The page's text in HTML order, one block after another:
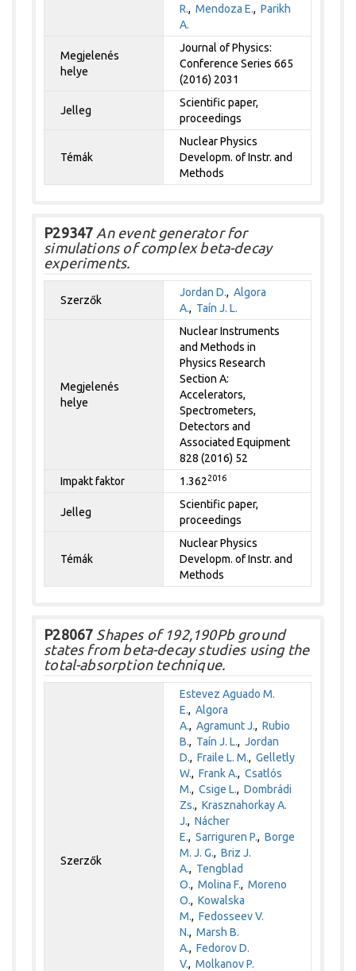
R.,Mendoza E.,Parikh
A.
Megjelenés
helye
Journal of Physics:
Conference Series 665
(2016) 2031
Jelleg
Scientific paper,
proceedings
Témák
Nuclear Physics
Developm. of Instr. and
Methods
P29347 An event generator for
simulations of complex beta-decay
experiments.
Szerzők
Jordan D.,Algora
A., Taín J. L.
Megjelenés
helye
Nuclear Instruments
and Methods in
Physics Research
Section A:
Accelerators,
Spectrometers,
Detectors and
Associated Equipment
828 (2016) 52
Impakt faktor
1.3622016
Jelleg
Scientific paper,
proceedings
Témák
Nuclear Physics
Developm. of Instr. and
Methods
P28067 Shapes of 192,190Pb ground
states from beta-decay studies using the
total-absorption technique.
Szerzők
Estevez Aguado M.
E.,Algora
A.,Agramunt J.,Rubio
B., Taín J. L.,Jordan
D.,Fraile L. M.,Gelletly
W.,Frank A.,Csatlós
M.,Csige L.,Dombrádi
Zs.,Krasznahorkay A.
J.,Nácher
E.,Sarriguren P.,Borge
M. J. G.,Briz J.
A., Tengblad
O.,Molina F.,Moreno
O.,Kowalska
M.,Fedosseev V.
N.,Marsh B.
A.,Fedorov D.
V.,Molkanov P.